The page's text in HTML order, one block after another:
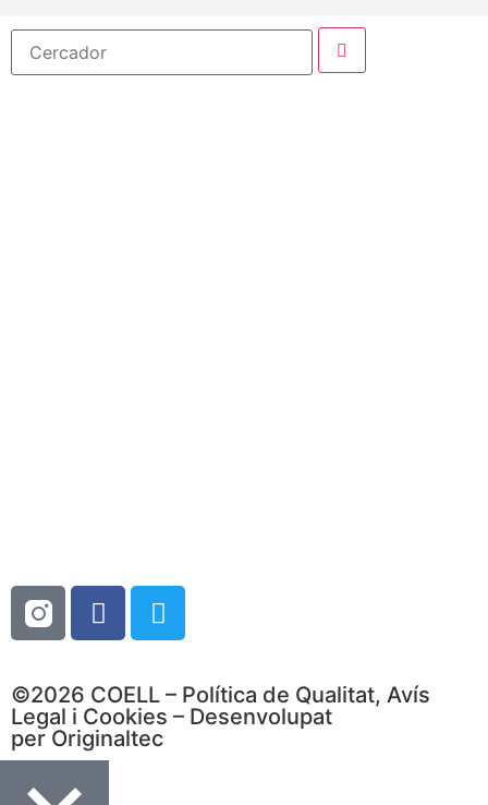
©2026 COELL – Política de Qualitat, Avís
Legal i Cookies – Desenvolupat
per Originaltec